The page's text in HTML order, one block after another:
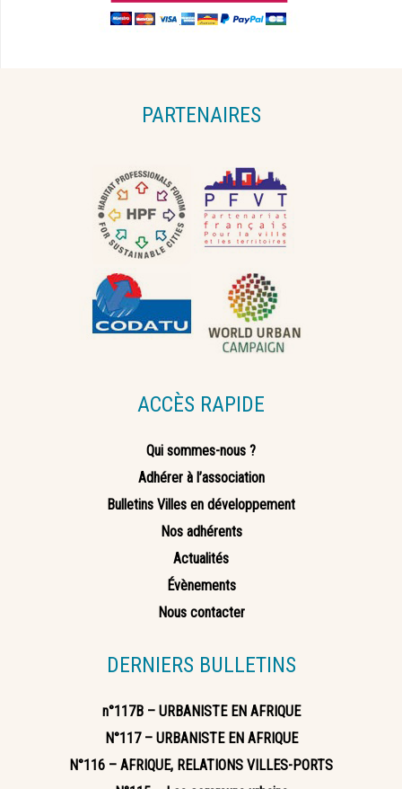
PARTENAIRES
ACCÈS RAPIDE
Qui sommes-nous ?
Adhérer à l’association
Bulletins Villes en développement
Nos adhérents
Actualités
Évènements
Nous contacter
DERNIERS BULLETINS
n°117B – URBANISTE EN AFRIQUE
N°117 – URBANISTE EN AFRIQUE
N°116 – AFRIQUE, RELATIONS VILLES-PORTS